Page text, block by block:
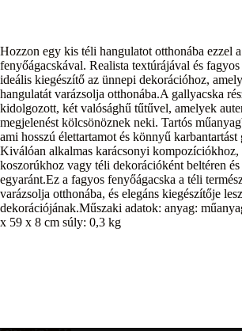
Hozzon egy kis téli hangulatot otthonába ezzel
fenyőágacskával. Realista textúrájával és
ideális kiegészítő az ünnepi dekorációhoz,
hangulatát varázsolja otthonába.A gallyacska
kidolgozott, két valósághű tűtűvel, amelyek
megjelenést kölcsönöznek neki. Tartós
ami hosszú élettartamot és könnyű karbantartást
Kiválóan alkalmas karácsonyi kompozíciókhoz,
koszorúkhoz vagy téli dekorációként beltéren
egyaránt.Ez a fagyos fenyőágacska a téli
varázsolja otthonába, és elegáns kiegészítője
dekorációjának.Műszaki adatok: anyag:
x 59 x 8 cm súly: 0,3 kg